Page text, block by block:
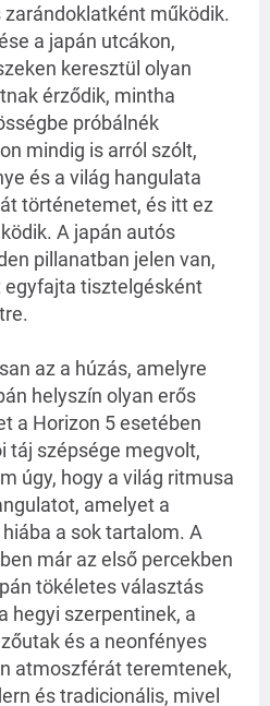
működik.
a japán utcákon,
keresztül olyan
érződik, mintha
próbálnék
mindig is arról szólt,
és a világ hangulata
történetemet, és itt ez
A japán autós
pillanatban jelen van,
egyfajta tisztelgésként
az a húzás, amelyre
helyszín olyan erős
a Horizon 5 esetében
táj szépsége megvolt,
úgy, hogy a világ ritmusa
amelyet a
a sok tartalom. A
már az első percekben
tökéletes választás
hegyi szerpentinek, a
és a neonfényes
atmoszférát teremtenek,
és tradicionális, mivel